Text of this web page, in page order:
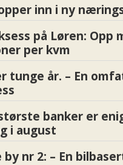
inn i ny
på Løren: Opp
per kvm
tunge år. – En
banker er
i august
nr 2: – En